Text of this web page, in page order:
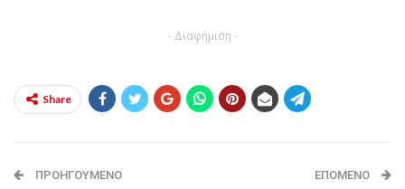
- Διαφήμιση -
Share
ΠΡΟΗΓΟΎΜΕΝΟ ΕΠΌΜΕΝΟ